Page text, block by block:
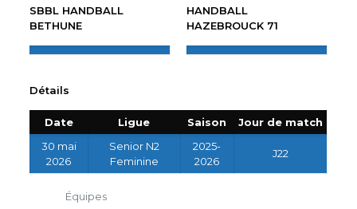
SBBL HANDBALL
BETHUNE
HANDBALL
HAZEBROUCK 71
Détails
Date Ligue Saison
Jour de match
30 mai
2026
Senior N2
Feminine
2025-
2026
J22
Équipes